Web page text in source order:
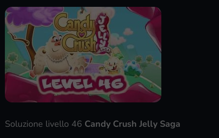
Soluzione livello 46 Candy Crush Jelly Saga